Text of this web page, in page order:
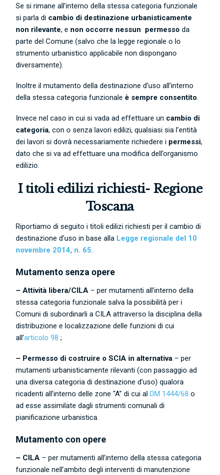
Se si rimane all’interno della stessa categoria funzionale
si parla di cambio di destinazione urbanisticamente
non rilevante, e non occorre nessun permesso da
parte del Comune (salvo che la legge regionale o lo
strumento urbanistico applicabile non dispongano
diversamente).
Inoltre il mutamento della destinazione d’uso all’interno
della stessa categoria funzionale è sempre consentito.
Invece nel caso in cui si vada ad effettuare un cambio di
categoria, con o senza lavori edilizi, qualsiasi sia l’entità
dei lavori si dovrà necessariamente richiedere i permessi,
dato che si va ad effettuare una modifica dell’organismo
edilizio.
I titoli edilizi richiesti- Regione
Toscana
Riportiamo di seguito i titoli edilizi richiesti per il cambio di
destinazione d’uso in base alla Legge regionale del 10
novembre 2014, n. 65.
Mutamento senza opere
– Attività libera/CILA – per mutamenti all’interno della
stessa categoria funzionale salva la possibilità per i
Comuni di subordinarli a CILA attraverso la disciplina della
distribuzione e localizzazione delle funzioni di cui
all’articolo 98;
– Permesso di costruire o SCIA in alternativa – per
mutamenti urbanisticamente rilevanti (con passaggio ad
una diversa categoria di destinazione d’uso) qualora
ricadenti all’interno delle zone “A” di cui al DM 1444/68 o
ad esse assimilate dagli strumenti comunali di
pianificazione urbanistica.
Mutamento con opere
– CILA – per mutamenti all’interno della stessa categoria
funzionale nell’ambito degli interventi di manutenzione